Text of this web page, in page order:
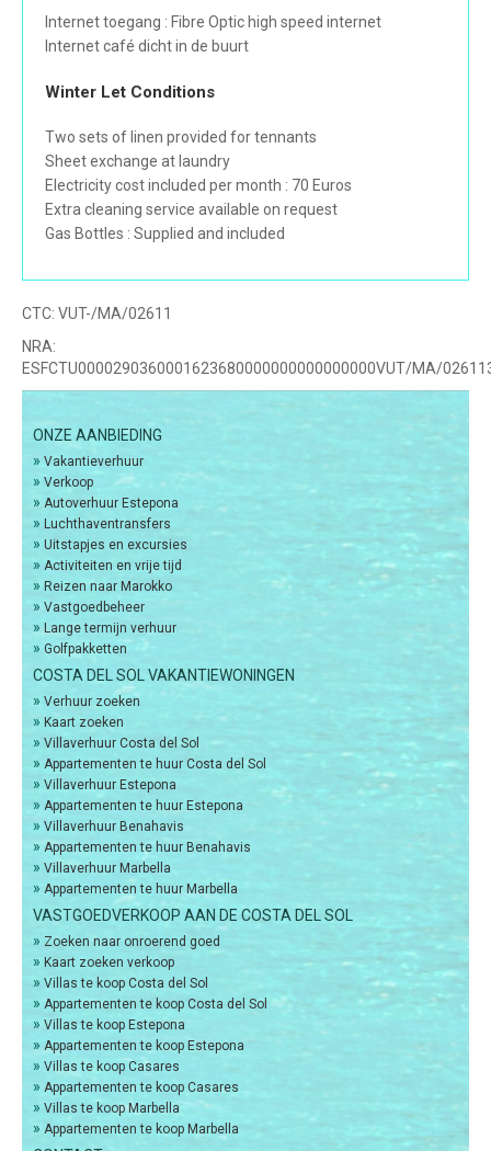
Internet toegang : Fibre Optic high speed internet
Internet café dicht in de buurt
Winter Let Conditions
Two sets of linen provided for tennants
Sheet exchange at laundry
Electricity cost included per month : 70 Euros
Extra cleaning service available on request
Gas Bottles : Supplied and included
CTC: VUT-/MA/02611
NRA:
ESFCTU0000290360001623680000000000000000VUT/MA/
ONZE AANBIEDING
» Vakantieverhuur
» Verkoop
» Autoverhuur Estepona
» Luchthaventransfers
» Uitstapjes en excursies
» Activiteiten en vrije tijd
» Reizen naar Marokko
» Vastgoedbeheer
» Lange termijn verhuur
» Golfpakketten
COSTA DEL SOL VAKANTIEWONINGEN
» Verhuur zoeken
» Kaart zoeken
» Villaverhuur Costa del Sol
» Appartementen te huur Costa del Sol
» Villaverhuur Estepona
» Appartementen te huur Estepona
» Villaverhuur Benahavis
» Appartementen te huur Benahavis
» Villaverhuur Marbella
» Appartementen te huur Marbella
VASTGOEDVERKOOP AAN DE COSTA DEL SOL
» Zoeken naar onroerend goed
» Kaart zoeken verkoop
» Villas te koop Costa del Sol
» Appartementen te koop Costa del Sol
» Villas te koop Estepona
» Appartementen te koop Estepona
» Villas te koop Casares
» Appartementen te koop Casares
» Villas te koop Marbella
» Appartementen te koop Marbella